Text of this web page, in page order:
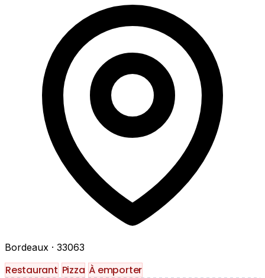
Bordeaux · 33063
Restaurant Pizza À emporter